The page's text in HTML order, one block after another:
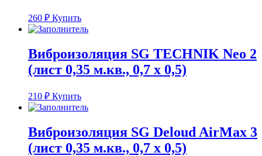
260 ₽ Купить
Виброизоляция SG TECHNIK Neo 2
(лист 0,35 м.кв., 0,7 х 0,5)
210 ₽ Купить
Виброизоляция SG Deloud AirMax 3
(лист 0,35 м.кв., 0,7 х 0,5)